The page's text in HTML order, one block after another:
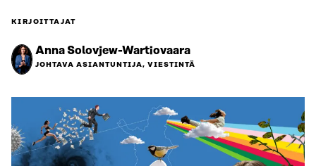
KIRJOITTAJAT
Anna Solovjew-Wartiovaara
JOHTAVA ASIANTUNTIJA, VIESTINTÄ